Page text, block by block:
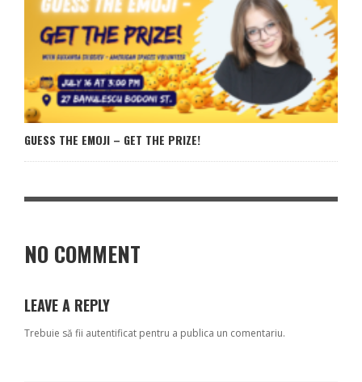
GUESS THE EMOJI – GET THE PRIZE!
NO COMMENT
LEAVE A REPLY
Trebuie să fii autentificat pentru a publica un comentariu.